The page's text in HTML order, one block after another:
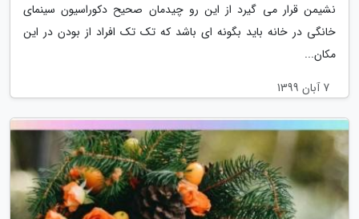
نشیمن قرار می گیرد از این رو چیدمان صحیح دکوراسیون سینمای
خانگی در خانه باید بگونه ای باشد که تک تک افراد از بودن در این
مکان...
7 آبان 1399